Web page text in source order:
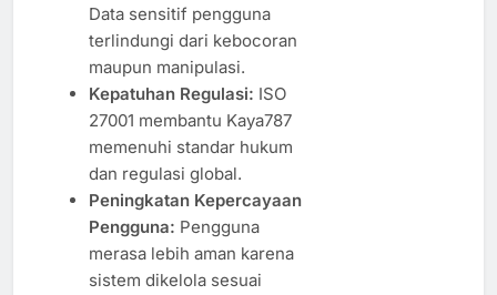
Data sensitif pengguna
terlindungi dari kebocoran
maupun manipulasi.
Kepatuhan Regulasi: ISO
27001 membantu Kaya787
memenuhi standar hukum
dan regulasi global.
Peningkatan Kepercayaan
Pengguna: Pengguna
merasa lebih aman karena
sistem dikelola sesuai